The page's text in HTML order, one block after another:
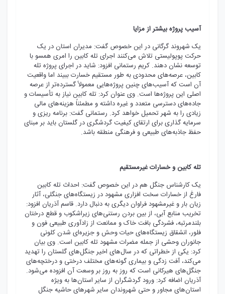
آسیب پروژه بیشتر از مزایا
یک شهروند گرگانی در این خصوص گفت: مدیران استان در یک
حرکت پوپولیستی تلاش می‌کنند اجرای تله کابین را امری همسو با
توسعه نشان دهند. کریم رستمانی افزود: شاید در اجرای پروژه تله
کابین، عرصه‌های محدودی به طور مستقیم خسارت ببیند اما واقعیت
آن است که آسیب‌های چنین پروژه‌هایی معمولاً گسترده‌تر از عرصه
اصلی این پروژه‌ها است. وی عنوان کرد: تله کابین نیاز به تأسیسات و
جاده‌های دسترسی متعدد و غیره داشته و مطمئناً هزینه‌های مالی
زیادی را به شهر تحمیل خواهد کرد. رستمانی گفت: برنامه ریزی و
سرمایه گذاری برای ارتقای کیفیت گردشگری در گلستان باید بر مبنای
حفظ جاذبه‌های طبیعی و فرهنگی منطقه باشد.
تله کابین و خسارات غیرمستقیم
یک کارشناس جنگل هم در این خصوص گفت: احداث تله کابین
فارغ از خسارات سخت افزاری مشهود در زیستگاه‌های جنگلی، آثار
زیان بار و غیرمشهود فراوان دیگری به دنبال دارد. قاسم آذریان افزود:
تخریب منابع آبی، از بین بردن رستنی‌های زیراشکوب و قطع درختان
بلندمرتبه، فشردگی بافت خاک و ممانعت از زادآوری طبیعی فون و
فلور، انشقاق زیستگاه‌های حیات وحش و جزیره‌ای شدن کلونی
جانوران وحشی از جمله مضرات مشهود تله کابین است. وی بیان
کرد: یکی از خطراتی که در سال‌های اخیر جنگل‌های گلستان را تهدید
می‌کند، آفت زدگی و بیماری گونه‌های مختلف درختی و درختچه‌های
جنگل‌های هیرکانی است که روز به روز بر وسعت آن افزوده می‌شود.
آذریان اضافه کرد: ورود گردشگران از سایر استان‌ها به ویژه
استان‌های مجاور و حتی شهروندان سایر شهرهای حاشیه جنگل